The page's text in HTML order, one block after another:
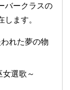
バークラスの
します。
れた夢の物
女選歌～